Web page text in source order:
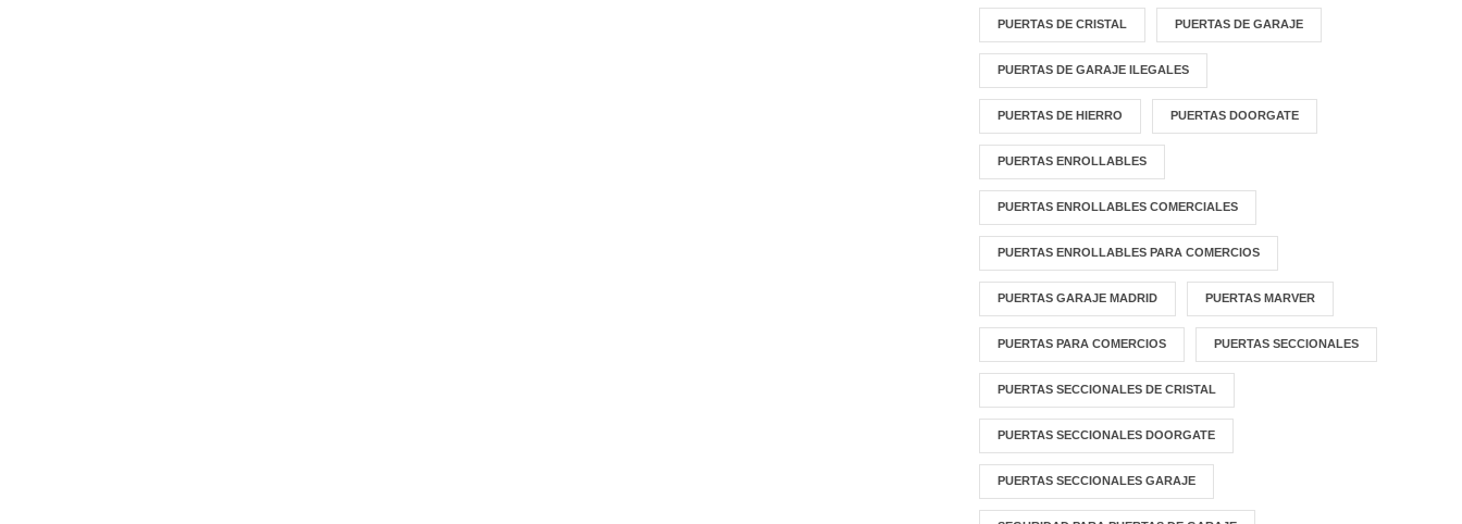
PUERTAS DE CRISTAL PUERTAS DE GARAJE
PUERTAS DE GARAJE ILEGALES
PUERTAS DE HIERRO PUERTAS DOORGATE
PUERTAS ENROLLABLES
PUERTAS ENROLLABLES COMERCIALES
PUERTAS ENROLLABLES PARA COMERCIOS
PUERTAS GARAJE MADRID PUERTAS MARVER
PUERTAS PARA COMERCIOS PUERTAS SECCIONALES
PUERTAS SECCIONALES DE CRISTAL
PUERTAS SECCIONALES DOORGATE
PUERTAS SECCIONALES GARAJE